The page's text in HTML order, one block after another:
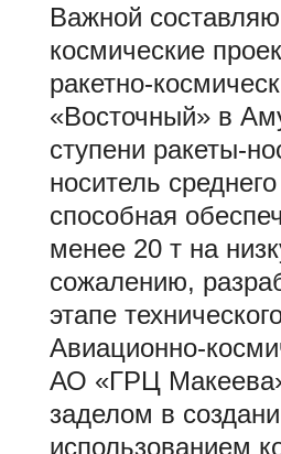
Важной
космические
ракетно-
«Восточный» в
ступени ракеты-
носитель
способная
менее 20 т на
сожалению,
этапе
Авиационно-
АО «ГРЦ
заделом в
использованием